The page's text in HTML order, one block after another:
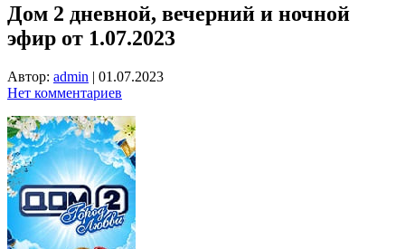
Дом 2 дневной, вечерний и ночной
эфир от 1.07.2023
Автор: admin | 01.07.2023
Нет комментариев